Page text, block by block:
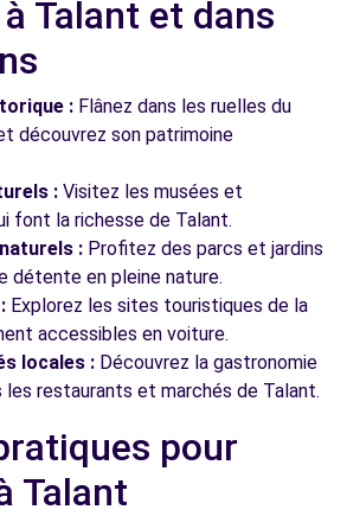
Talant et dans
: Flânez dans les ruelles du
découvrez son patrimoine
: Visitez les musées et
font la richesse de Talant.
: Profitez des parcs et jardins
détente en pleine nature.
Explorez les sites touristiques de la
accessibles en voiture.
locales : Découvrez la gastronomie
les restaurants et marchés de Talant.
pour
Talant